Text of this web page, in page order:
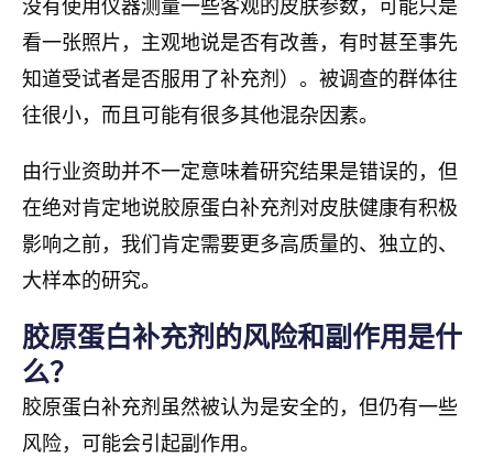
没有使用仪器测量一些客观的皮肤参数，可能只是
看一张照片，主观地说是否有改善，有时甚至事先
知道受试者是否服用了补充剂）。被调查的群体往
往很小，而且可能有很多其他混杂因素。
由行业资助并不一定意味着研究结果是错误的，但
在绝对肯定地说胶原蛋白补充剂对皮肤健康有积极
影响之前，我们肯定需要更多高质量的、独立的、
大样本的研究。
胶原蛋白补充剂的风险和副作用是什
么？
胶原蛋白补充剂虽然被认为是安全的，但仍有一些
风险，可能会引起副作用。